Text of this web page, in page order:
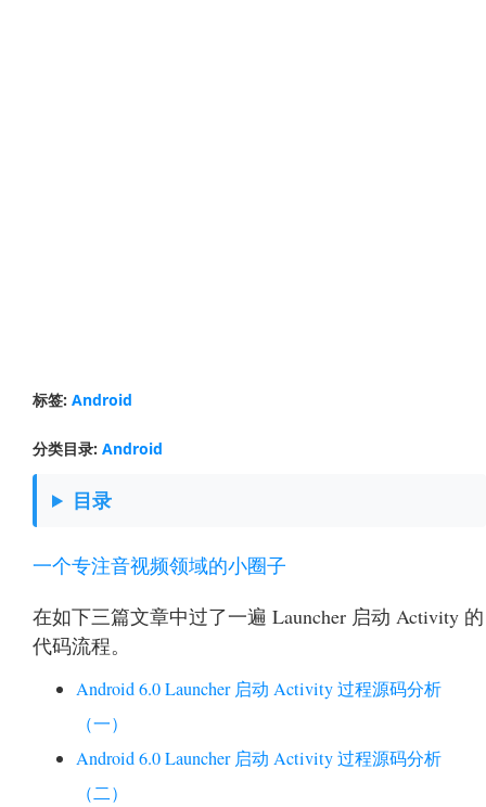
标签: Android
分类目录: Android
目录
一个专注音视频领域的小圈子
在如下三篇文章中过了一遍 Launcher 启动 Activity 的
代码流程。
Android 6.0 Launcher 启动 Activity 过程源码分析
（一）
Android 6.0 Launcher 启动 Activity 过程源码分析
（二）